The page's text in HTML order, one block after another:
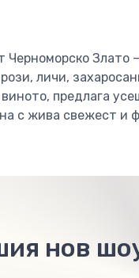
Черноморско Злато
личи,
предлага
с жива свежест и
нов